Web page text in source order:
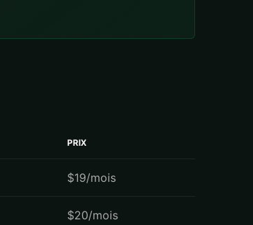
PRIX
$19/mois
$20/mois